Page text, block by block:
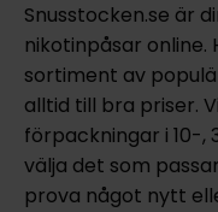
Snusstocken.se är
nikotinpåsar
sortiment av
alltid till bra priser.
förpackningar i 10-,
välja det som
prova något nytt